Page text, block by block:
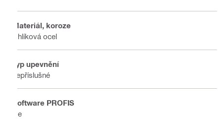
Materiál, koroze
Uhlíková ocel
Typ upevnění
nepříslušné
Software PROFIS
Ne